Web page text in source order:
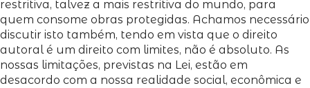
restritiva, talvez a mais restritiva do mundo, para
quem consome obras protegidas. Achamos necessário
discutir isto também, tendo em vista que o direito
autoral é um direito com limites, não é absoluto. As
nossas limitações, previstas na Lei, estão em
desacordo com a nossa realidade social, econômica e